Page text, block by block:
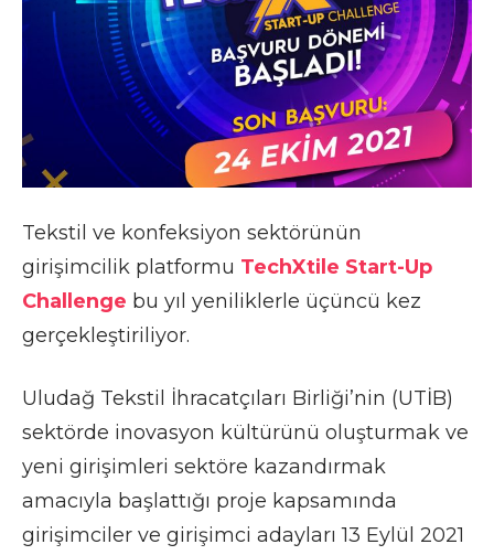
Tekstil ve konfeksiyon sektörünün
girişimcilik platformu TechXtile Start-Up
Challenge bu yıl yeniliklerle üçüncü kez
gerçekleştiriliyor.
Uludağ Tekstil İhracatçıları Birliği’nin (UTİB)
sektörde inovasyon kültürünü oluşturmak ve
yeni girişimleri sektöre kazandırmak
amacıyla başlattığı proje kapsamında
girişimciler ve girişimci adayları 13 Eylül 2021